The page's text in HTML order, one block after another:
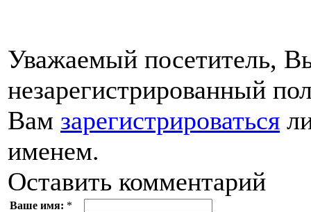
Уважаемый посетитель,
незарегистрированный
Вам зарегистрироваться
именем.
Оставить комментарий
Ваше имя: *